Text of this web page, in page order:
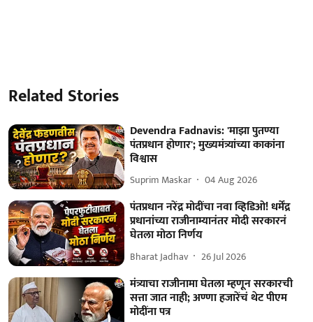
Related Stories
Devendra Fadnavis: 'माझा पुतण्या
पंतप्रधान होणार'; मुख्यमंत्र्यांच्या काकांना
विश्वास
Suprim Maskar 04 Aug 2026
पंतप्रधान नरेंद्र मोदींचा नवा व्हिडिओ! धर्मेंद्र
प्रधानांच्या राजीनाम्यानंतर मोदी सरकारनं
घेतला मोठा निर्णय
Bharat Jadhav 26 Jul 2026
मंत्र्याचा राजीनामा घेतला म्हणून सरकारची
सत्ता जात नाही; अण्णा हजारेंचं थेट पीएम
मोदींना पत्र